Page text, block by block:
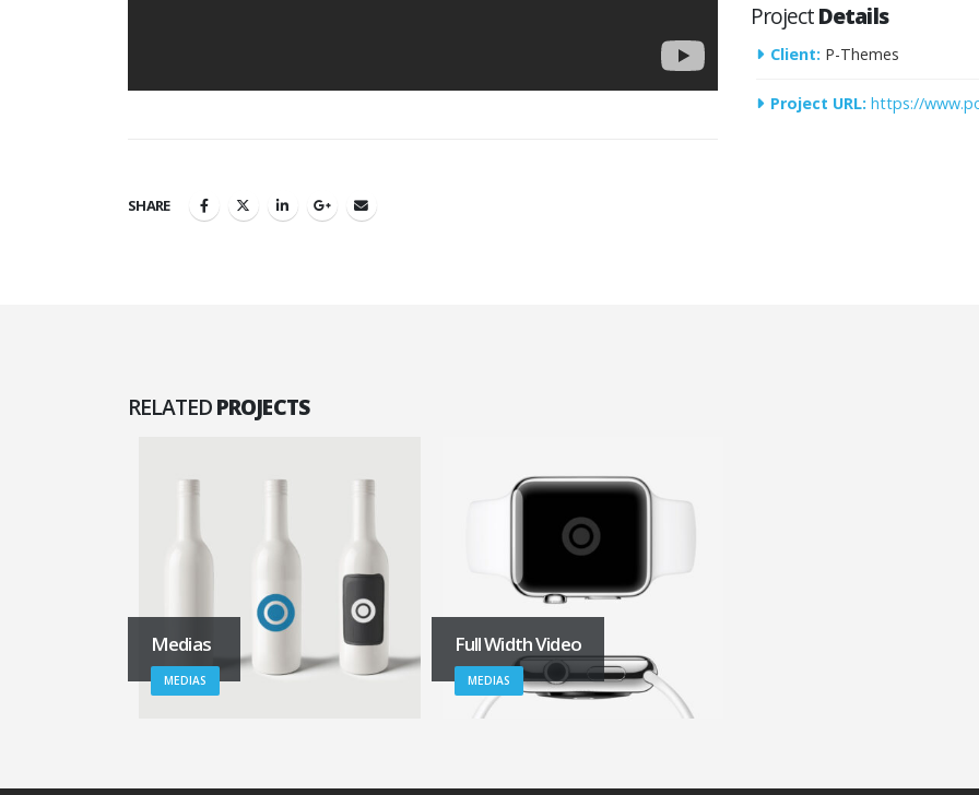
SHARE
ProjectDetails
Client: P-Themes
Project URL: https://
RELATEDPROJECTS
Medias
MEDIAS
Full Width Video
MEDIAS